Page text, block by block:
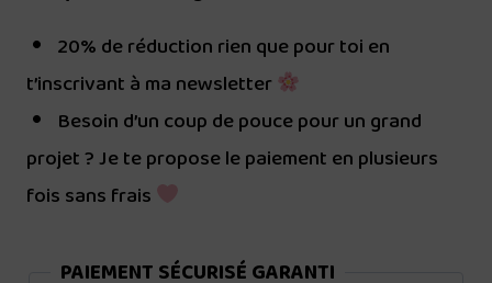
20% de réduction rien que pour toi en
t’inscrivant à ma newsletter
Besoin d’un coup de pouce pour un grand
projet ? Je te propose le paiement en plusieurs
fois sans frais
PAIEMENT SÉCURISÉ GARANTI